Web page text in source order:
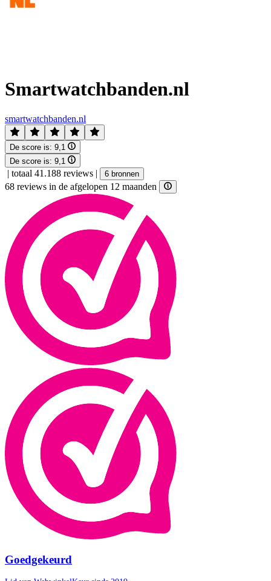
Smartwatchbanden.nl
smartwatchbanden.nl
De score is: 9,1
De score is: 9,1
| totaal 41.188 reviews | 6 bronnen
68 reviews in de afgelopen 12 maanden
Goedgekeurd